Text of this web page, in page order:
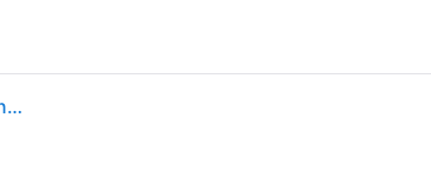
Kingston Technology 256GB micSDXC Canvas Select Plus Gen3 150R A1 (Ohne SD-Adapter), 256 GB, MicroSDXC, Klasse 10, UHS-I, 150 MB/s, Class 1 (U1)